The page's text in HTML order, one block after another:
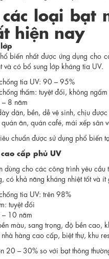
loại bạt
hiện nay
biến nhất được ứng dụng cho
và có bổ sung lớp kháng tia UV.
tia UV: 90 – 95%
thấm: tuyệt đối, không ngấm
– 8 năm
dặn, bền, dễ vệ sinh, chịu
ăn, quán café, mái xếp sân
chuẩn được sử dụng phổ biến
cấp phủ UV
dùng cho các công trình yêu
có khả năng kháng nhiệt tốt và
tia UV: trên 98%
tuyệt đối
– 10 năm
màu, sang trọng, độ bền cao,
hàng cao cấp, biệt thự, khu
20 – 30% so với bạt thông